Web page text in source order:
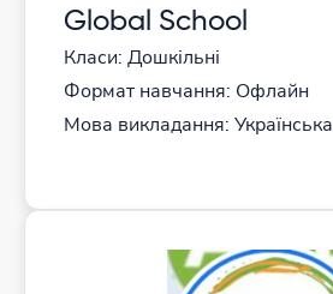
Global School
Класи: Дошкільні
Формат навчання: Офлайн
Мова викладання: Українська